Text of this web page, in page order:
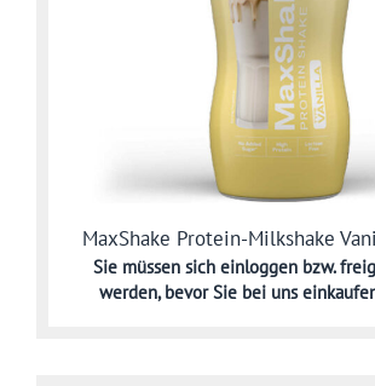
MaxShake Protein-Milkshake
Sie müssen sich einloggen bzw.
werden,bevor Sie bei uns